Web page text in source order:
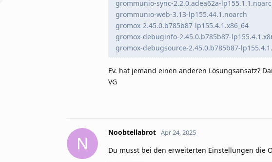
grommunio-sync-2.2.0.adea62a-
grommunio-web-3.13-lp155.44.1.noarch
gromox-2.45.0.b785b87-lp155.4.1.x86_64
gromox-debuginfo-2.45.0.b785b87-
gromox-debugsource-2.45.0.b785b87-
Ev. hat jemand einen anderen Lösungsansatz?
VG
N
Noobtellabrot Apr 24, 2025
Du musst bei den erweiterten Einstellungen die